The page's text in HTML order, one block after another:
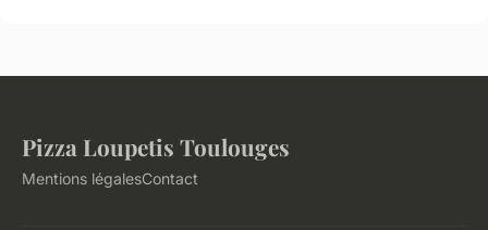
Pizza Loupetis Toulouges
Mentions légalesContact